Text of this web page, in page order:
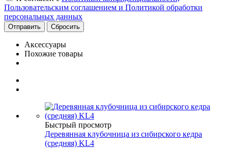
Пользовательским соглашением и Политикой обработки
персональных данных
Сбросить
Аксессуары
Похожие товары
Быстрый просмотр
Деревянная клубочница из сибирского кедра
(средняя) KL4